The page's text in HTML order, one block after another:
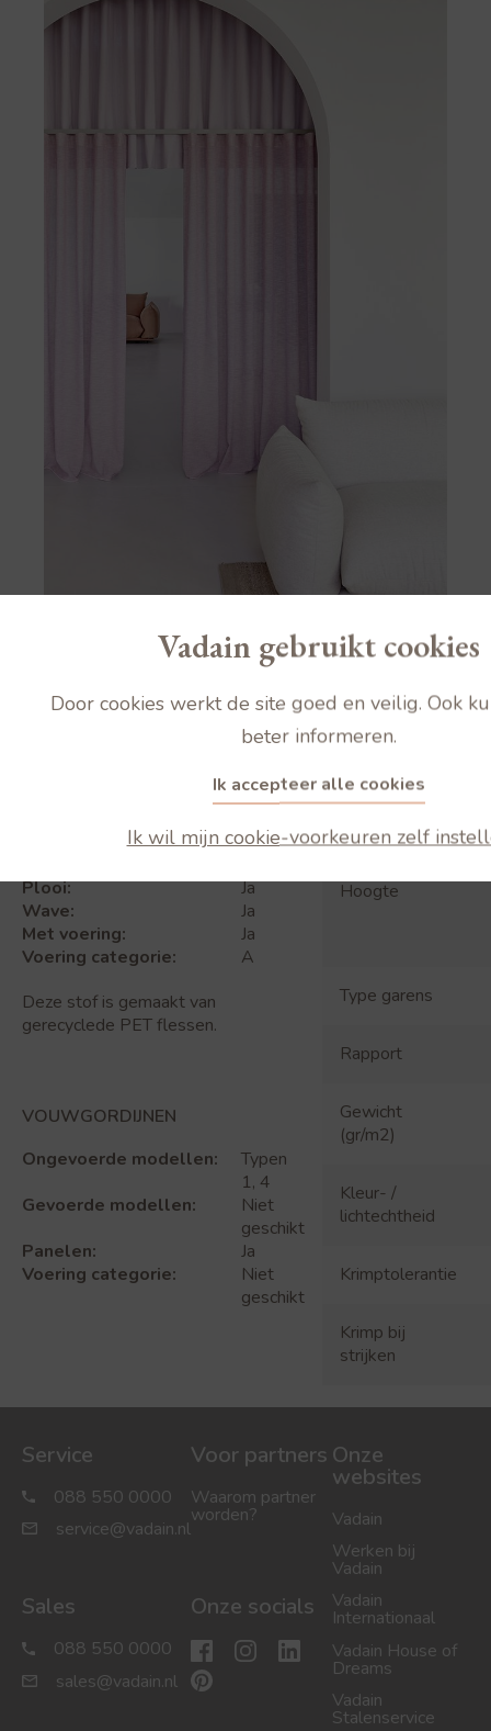
Plooi:
Ja
Wave:
Ja
Met voering:
Ja
Voering categorie:
A
Deze stof is gemaakt van
gerecyclede PET flessen.
VOUWGORDIJNEN
Ongevoerde modellen:
Typen
1, 4
Gevoerde modellen:
Niet
geschikt
Panelen:
Ja
Voering categorie:
Niet
geschikt
Core KH
Hoogte
Type garens
Rapport
Gewicht
(gr/m2)
Kleur- /
lichtechtheid
Krimptolerantie
Krimp bij
strijken
Service
088 550 0000
service@vadain.nl
Sales
088 550 0000
sales@vadain.nl
Voor partners
Waarom partner
worden?
Onze socials
Onze
websites
Vadain
Werken bij
Vadain
Vadain
Internationaal
Vadain House of
Dreams
Vadain
Stalenservice
Vadain gebruikt cookies
Door cookies werkt de site goed en veilig. Ook
beter informeren.
Ik accepteer alle cookies
Ik wil mijn cookie-voorkeuren zelf